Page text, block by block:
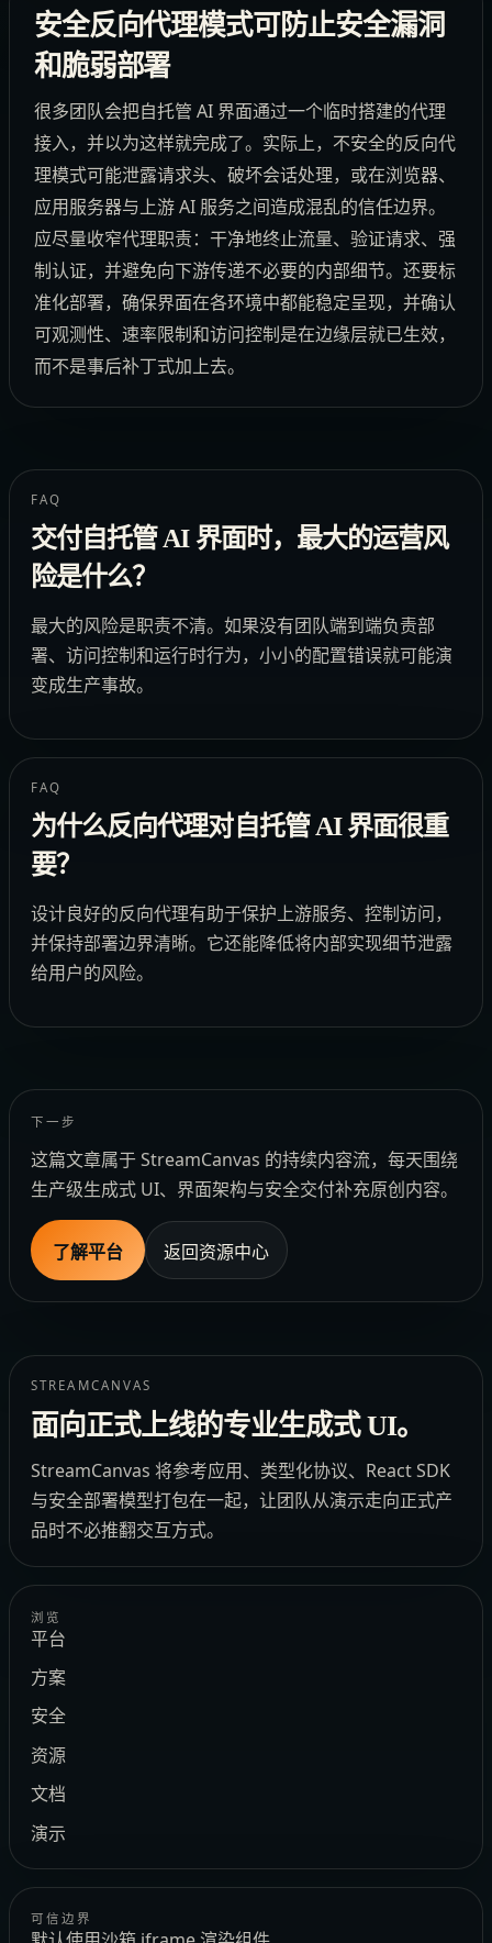
安全反向代理模式可防止安全漏洞
和脆弱部署
很多团队会把自托管 AI 界面通过一个临时搭建的代理
接入，并以为这样就完成了。实际上，不安全的反向代
理模式可能泄露请求头、破坏会话处理，或在浏览器、
应用服务器与上游 AI 服务之间造成混乱的信任边界。
应尽量收窄代理职责：干净地终止流量、验证请求、强
制认证，并避免向下游传递不必要的内部细节。还要标
准化部署，确保界面在各环境中都能稳定呈现，并确认
可观测性、速率限制和访问控制是在边缘层就已生效，
而不是事后补丁式加上去。
FAQ
交付自托管 AI 界面时，最大的运营风
险是什么？
最大的风险是职责不清。如果没有团队端到端负责部
署、访问控制和运行时行为，小小的配置错误就可能演
变成生产事故。
FAQ
为什么反向代理对自托管 AI 界面很重
要？
设计良好的反向代理有助于保护上游服务、控制访问，
并保持部署边界清晰。它还能降低将内部实现细节泄露
给用户的风险。
下一步
这篇文章属于 StreamCanvas 的持续内容流，每天围绕
生产级生成式 UI、界面架构与安全交付补充原创内容。
了解平台 返回资源中心
STREAMCANVAS
面向正式上线的专业生成式 UI。
StreamCanvas 将参考应用、类型化协议、React SDK
与安全部署模型打包在一起，让团队从演示走向正式产
品时不必推翻交互方式。
浏览
平台
方案
安全
资源
文档
演示
可信边界